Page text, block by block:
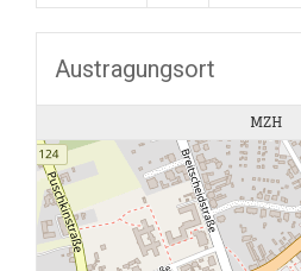
Austragungsort
MZH